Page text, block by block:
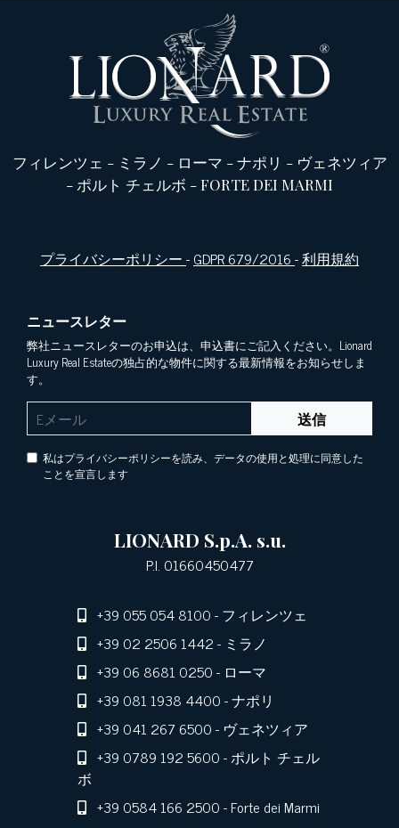
フィレンツェ - ミラノ - ローマ -ナポリ - ヴェネツィア
- ポルト チェルボ -FORTE DEI MARMI
プライバシーポリシー-GDPR 679/2016-利用規約
ニュースレター
弊社ニュースレターのお申込は、申込書にご記入ください。Lionard
Luxury Real Estateの独占的な物件に関する最新情報をお知らせしま
す。
送信
私はプライバシーポリシーを読み、データの使用と処理に同意した
ことを宣言します
LIONARD S.p.A. s.u.
P.I. 01660450477
+39 055 054 8100- フィレンツェ
+39 02 2506 1442- ミラノ
+39 06 8681 0250- ローマ
+39 081 1938 4400- ナポリ
+39 041 267 6500- ヴェネツィア
+39 0789 192 5600- ポルト チェル
ボ
+39 0584 166 2500- Forte dei Marmi